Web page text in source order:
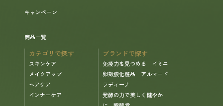
キャンペーン
商品一覧
カテゴリで探す
スキンケア
メイクアップ
ヘアケア
インナーケア
ブランドで探す
免疫力を見つめる イミニ
卵殻膜化粧品 アルマード
ラディーナ
発酵の力で美しく健やか